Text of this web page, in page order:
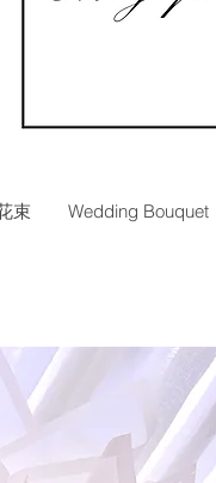
束 Wedding Bouquet